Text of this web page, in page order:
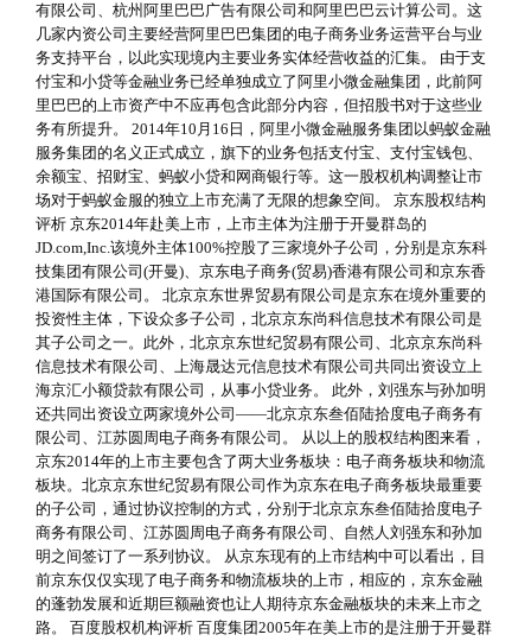
有限公司、杭州阿里巴巴广告有限公司和阿里巴巴云计算公司。这
几家内资公司主要经营阿里巴巴集团的电子商务业务运营平台与业
务支持平台，以此实现境内主要业务实体经营收益的汇集。 由于支
付宝和小贷等金融业务已经单独成立了阿里小微金融集团，此前阿
里巴巴的上市资产中不应再包含此部分内容，但招股书对于这些业
务有所提升。 2014年10月16日，阿里小微金融服务集团以蚂蚁金融
服务集团的名义正式成立，旗下的业务包括支付宝、支付宝钱包、
余额宝、招财宝、蚂蚁小贷和网商银行等。这一股权机构调整让市
场对于蚂蚁金服的独立上市充满了无限的想象空间。 京东股权结构
评析 京东2014年赴美上市，上市主体为注册于开曼群岛的
JD.com,Inc.该境外主体100%控股了三家境外子公司，分别是京东科
技集团有限公司(开曼)、京东电子商务(贸易)香港有限公司和京东香
港国际有限公司。 北京京东世界贸易有限公司是京东在境外重要的
投资性主体，下设众多子公司，北京京东尚科信息技术有限公司是
其子公司之一。此外，北京京东世纪贸易有限公司、北京京东尚科
信息技术有限公司、上海晟达元信息技术有限公司共同出资设立上
海京汇小额贷款有限公司，从事小贷业务。 此外，刘强东与孙加明
还共同出资设立两家境外公司——北京京东叁佰陆拾度电子商务有
限公司、江苏圆周电子商务有限公司。 从以上的股权结构图来看，
京东2014年的上市主要包含了两大业务板块：电子商务板块和物流
板块。北京京东世纪贸易有限公司作为京东在电子商务板块最重要
的子公司，通过协议控制的方式，分别于北京京东叁佰陆拾度电子
商务有限公司、江苏圆周电子商务有限公司、自然人刘强东和孙加
明之间签订了一系列协议。 从京东现有的上市结构中可以看出，目
前京东仅仅实现了电子商务和物流板块的上市，相应的，京东金融
的蓬勃发展和近期巨额融资也让人期待京东金融板块的未来上市之
路。 百度股权机构评析 百度集团2005年在美上市的是注册于开曼群